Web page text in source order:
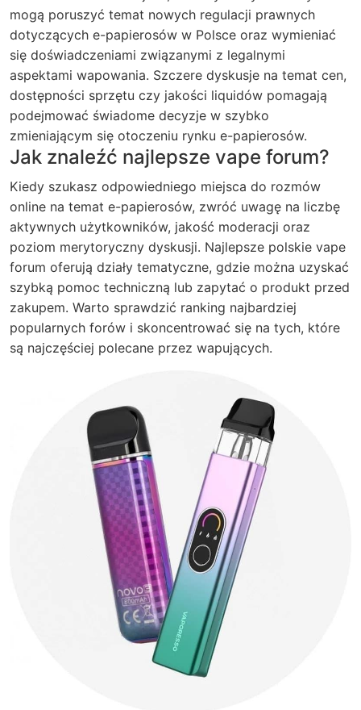
mogą poruszyć temat nowych regulacji prawnych
dotyczących e-papierosów w Polsce oraz wymieniać
się doświadczeniami związanymi z legalnymi
aspektami wapowania. Szczere dyskusje na temat cen,
dostępności sprzętu czy jakości liquidów pomagają
podejmować świadome decyzje w szybko
zmieniającym się otoczeniu rynku e-papierosów.
Jak znaleźć najlepsze vape forum?
Kiedy szukasz odpowiedniego miejsca do rozmów
online na temat e-papierosów, zwróć uwagę na liczbę
aktywnych użytkowników, jakość moderacji oraz
poziom merytoryczny dyskusji. Najlepsze polskie vape
forum oferują działy tematyczne, gdzie można uzyskać
szybką pomoc techniczną lub zapytać o produkt przed
zakupem. Warto sprawdzić ranking najbardziej
popularnych forów i skoncentrować się na tych, które
są najczęściej polecane przez wapujących.